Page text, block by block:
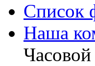
Список
Наша